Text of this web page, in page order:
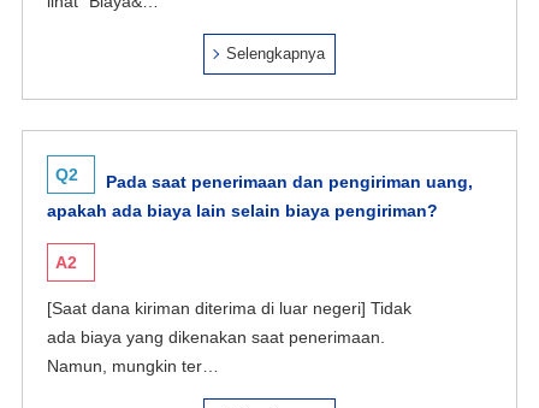
Selengkapnya
Q2
Pada saat penerimaan dan pengiriman uang,
apakah ada biaya lain selain biaya pengiriman?
A2
[Saat dana kiriman diterima di luar negeri] Tidak
ada biaya yang dikenakan saat penerimaan.
Namun, mungkin ter…